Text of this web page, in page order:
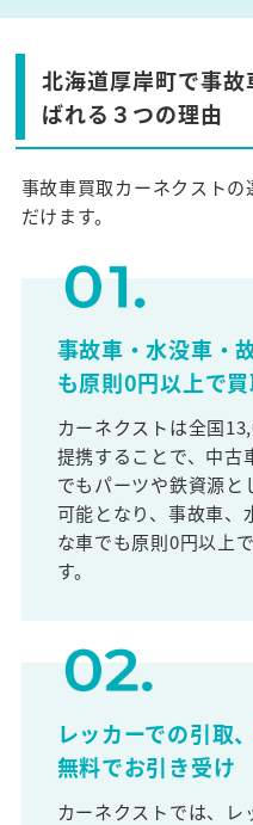
北海道厚岸町で事
ばれる３つの理由
事故車買取カーネクスト
だけます。
事故車・水没車・
も原則0円以上で
カーネクストは全国
提携することで、中古
でもパーツや鉄資源
可能となり、事故車、
な車でも原則0円以上
す。
レッカーでの引取
無料でお引き受け
カーネクストでは、